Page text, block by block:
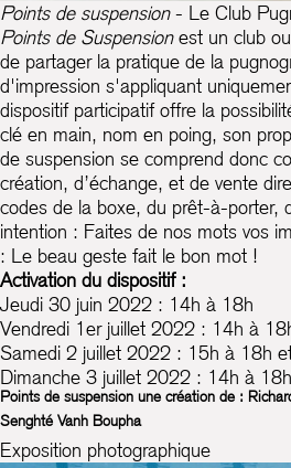
Points de suspension- Le Club
Points de Suspensionest un club
de partager la pratique de la
d'impression s'appliquant
dispositif participatif offre la
clé en main, nom en poing, son
de suspension se comprend donc
création, d’échange, et de vente
codes de la boxe, du prêt-à-porter,
intention : Faites de nos mots vos
: Le beau geste fait le bon mot !
Activation du dispositif :
Jeudi 30 juin 2022 : 14h à 18h
Vendredi 1er juillet 2022 : 14h à
Samedi 2 juillet 2022 : 15h à 18h
Dimanche 3 juillet 2022 : 14h à
Points de suspension une création de :
Senghté Vanh Boupha
Exposition photographique